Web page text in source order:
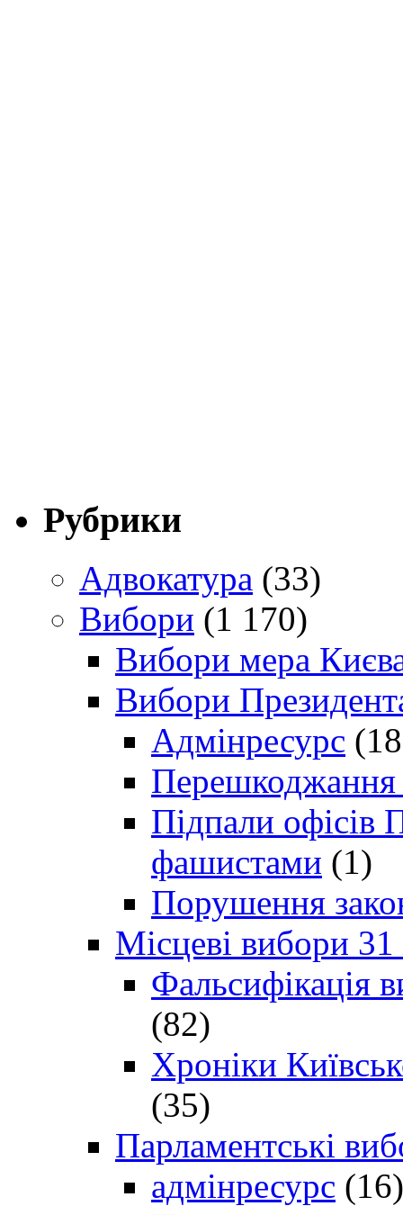
Рубрики
Адвокатура (33)
Вибори (1 170)
Вибори мера
Вибори
Адмінресурс
Перешкоджання
Підпали офісів
фашистами (1)
Порушення
Місцеві вибори
Фальсифікація
(82)
Хроніки
(35)
Парламентські
адмінресурс (16)